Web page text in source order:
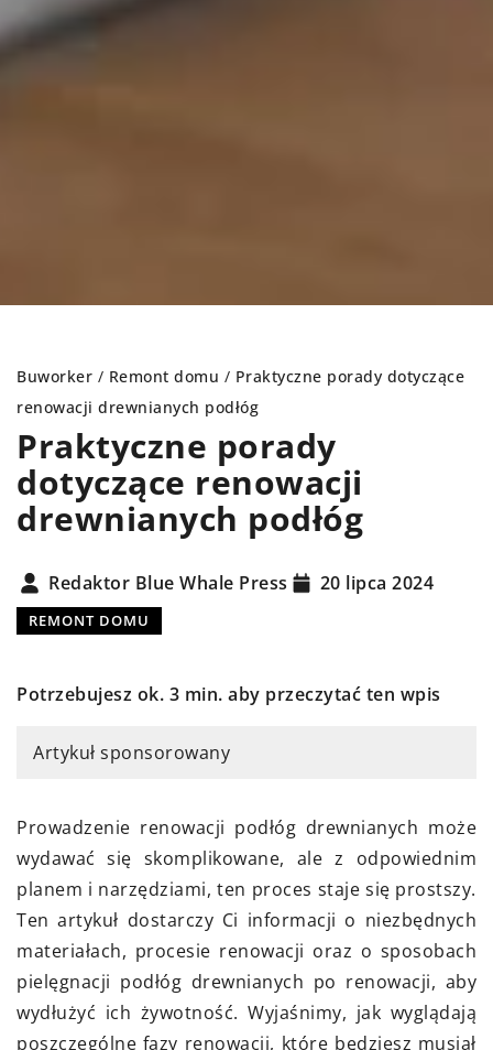
Buworker / Remont domu / Praktyczne porady dotyczące
renowacji drewnianych podłóg
Praktyczne porady
dotyczące renowacji
drewnianych podłóg
Redaktor Blue Whale Press 20 lipca 2024
REMONT DOMU
Potrzebujesz ok. 3 min. aby przeczytać ten wpis
Artykuł sponsorowany
Prowadzenie renowacji podłóg drewnianych może
wydawać się skomplikowane, ale z odpowiednim
planem i narzędziami, ten proces staje się prostszy.
Ten artykuł dostarczy Ci informacji o niezbędnych
materiałach, procesie renowacji oraz o sposobach
pielęgnacji podłóg drewnianych po renowacji, aby
wydłużyć ich żywotność. Wyjaśnimy, jak wyglądają
poszczególne fazy renowacji, które będziesz musiał